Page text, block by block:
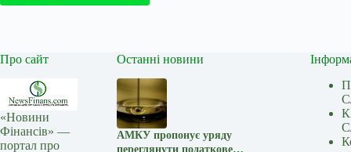
Про сайт
«Новини
Фінансів» —
портал про
Останні новини
АМКУ пропонує уряду
переглянути податкове